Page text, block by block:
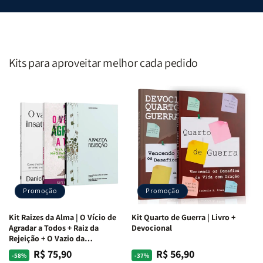
Kits para aproveitar melhor cada pedido
Promoção
Kit Raizes da Alma | O Vício de
Agradar a Todos + Raiz da
Rejeição + O Vazio da
Insatisfação.
-58%
Preço
PreçoR$ 75,90
Promoção
Kit Quarto de Guerra | Livro +
Devocional
-37%
Preço
PreçoR$ 56,90